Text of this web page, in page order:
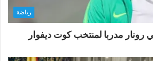
رياضة
رونار مدربا لمنتخب كوت ديفوار